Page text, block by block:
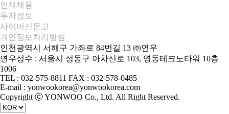
인재채용
투자정보
사이버신문고
개인정보처리방침
인천광역시 서해구 가좌로 84번길 13 ㈜연우
연우성수 : 서울시 성동구 아차산로 103, 영동테크노타워 10층
1006
TEL : 032-575-8811 FAX : 032-578-0485
E-mail : yonwookorea@yonwookorea.com
Copyright ⓒ YONWOO Co., Ltd. All Right Reserved.